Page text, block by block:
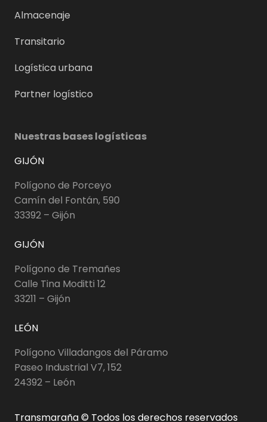
Almacenaje
Transitario
Logística urbana
Partner logístico
Nuestras bases logísticas
GIJÓN
Polígono de Porceyo
Camín del Fontán, 590
33392 – Gijón
GIJÓN
Polígono de Tremañes
Calle Tina Moditti 12
33211 – Gijón
LEÓN
Polígono Villadangos del Páramo
Paseo Industrial V7, 152
24392 – León
Transmaraña © Todos los derechos reservados